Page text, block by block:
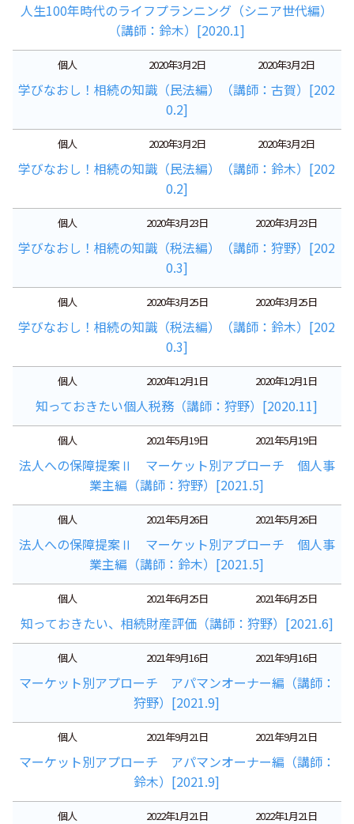
人生100年時代のライフプランニング（シニア世代編）
（講師：鈴木）[2020.1]
個人 2020年3月2日 2020年3月2日
学びなおし！相続の知識（民法編）（講師：古賀）[202
0.2]
個人 2020年3月2日 2020年3月2日
学びなおし！相続の知識（民法編）（講師：鈴木）[202
0.2]
個人 2020年3月23日 2020年3月23日
学びなおし！相続の知識（税法編）（講師：狩野）[202
0.3]
個人 2020年3月25日 2020年3月25日
学びなおし！相続の知識（税法編）（講師：鈴木）[202
0.3]
個人 2020年12月1日 2020年12月1日
知っておきたい個人税務（講師：狩野）[2020.11]
個人 2021年5月19日 2021年5月19日
法人への保障提案Ⅱ マーケット別アプローチ 個人事
業主編（講師：狩野）[2021.5]
個人 2021年5月26日 2021年5月26日
法人への保障提案Ⅱ マーケット別アプローチ 個人事
業主編（講師：鈴木）[2021.5]
個人 2021年6月25日 2021年6月25日
知っておきたい、相続財産評価（講師：狩野）[2021.6]
個人 2021年9月16日 2021年9月16日
マーケット別アプローチ アパマンオーナー編（講師：
狩野）[2021.9]
個人 2021年9月21日 2021年9月21日
マーケット別アプローチ アパマンオーナー編（講師：
鈴木）[2021.9]
個人 2022年1月21日 2022年1月21日